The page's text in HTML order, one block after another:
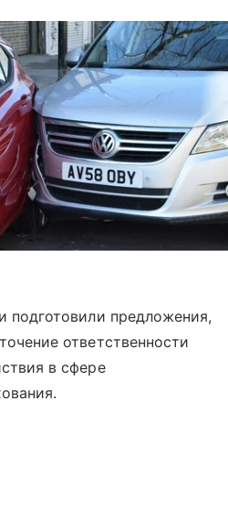
предложения,
ответственности
в сфере